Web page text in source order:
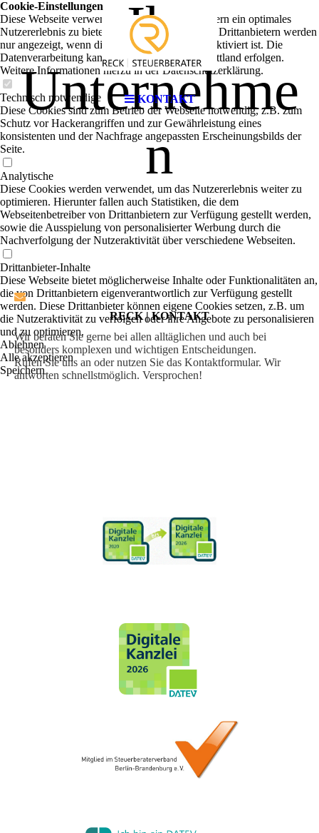
KONTAKT
Ihr
Unternehme
n
RECK | KONTAKT
Wir beraten Sie gerne bei allen alltäglichen und auch bei
besonders komplexen und wichtigen Entscheidungen.
Rufen Sie uns an oder nutzen Sie das Kontaktformular. Wir
antworten schnellstmöglich. Versprochen!
Cookie-Einstellungen
Diese Webseite verwendet Cookies, um Besuchern ein optimales
Nutzererlebnis zu bieten. Bestimmte Inhalte von Drittanbietern werden
nur angezeigt, wenn die entsprechende Option aktiviert ist. Die
Datenverarbeitung kann dann auch in einem Drittland erfolgen.
Weitere Informationen hierzu in der Datenschutzerklärung.
Technisch notwendige
Diese Cookies sind zum Betrieb der Webseite notwendig, z.B. zum
Schutz vor Hackerangriffen und zur Gewährleistung eines
konsistenten und der Nachfrage angepassten Erscheinungsbilds der
Seite.
Analytische
Diese Cookies werden verwendet, um das Nutzererlebnis weiter zu
optimieren. Hierunter fallen auch Statistiken, die dem
Webseitenbetreiber von Drittanbietern zur Verfügung gestellt werden,
sowie die Ausspielung von personalisierter Werbung durch die
Nachverfolgung der Nutzeraktivität über verschiedene Webseiten.
Drittanbieter-Inhalte
Diese Webseite bietet möglicherweise Inhalte oder Funktionalitäten an,
die von Drittanbietern eigenverantwortlich zur Verfügung gestellt
werden. Diese Drittanbieter können eigene Cookies setzen, z.B. um
die Nutzeraktivität zu verfolgen oder ihre Angebote zu personalisieren
und zu optimieren.
Ablehnen
Alle akzeptieren
Speichern